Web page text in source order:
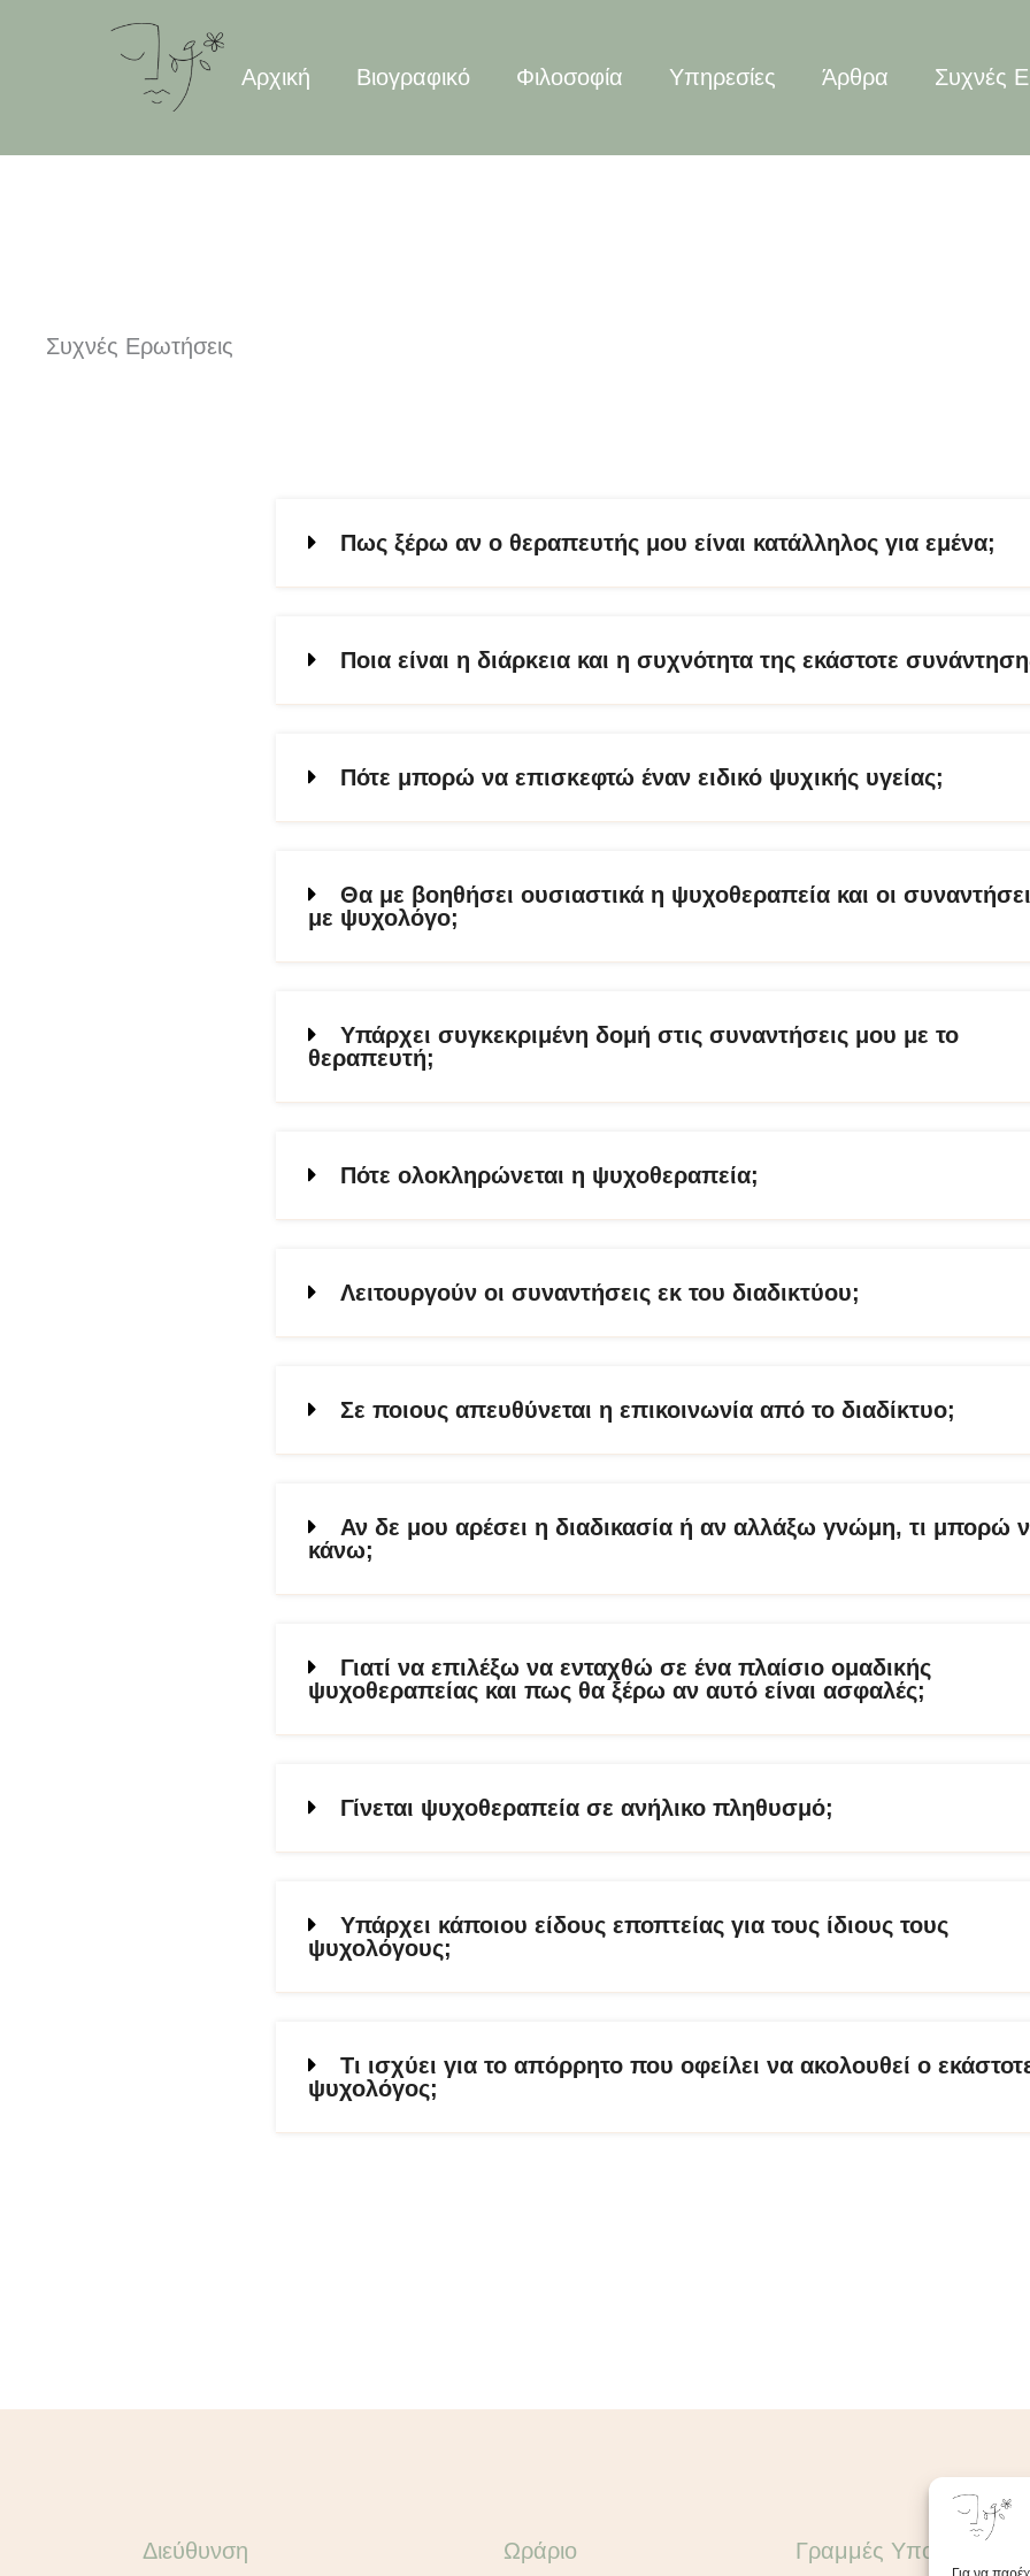
Αρχική Βιογραφικό Φιλοσοφία Υπηρεσίες Άρθρα Συχνές
Συχνές Ερωτήσεις
Πως ξέρω αν ο θεραπευτής μου είναι κατάλληλος για εμένα;
Ποια είναι η διάρκεια και η συχνότητα της εκάστοτε
Πότε μπορώ να επισκεφτώ έναν ειδικό ψυχικής υγείας;
Θα με βοηθήσει ουσιαστικά η ψυχοθεραπεία και οι
με ψυχολόγο;
Υπάρχει συγκεκριμένη δομή στις συναντήσεις μου με το
θεραπευτή;
Πότε ολοκληρώνεται η ψυχοθεραπεία;
Λειτουργούν οι συναντήσεις εκ του διαδικτύου;
Σε ποιους απευθύνεται η επικοινωνία από το διαδίκτυο;
Αν δε μου αρέσει η διαδικασία ή αν αλλάξω γνώμη, τι μπορώ
κάνω;
Γιατί να επιλέξω να ενταχθώ σε ένα πλαίσιο ομαδικής
ψυχοθεραπείας και πως θα ξέρω αν αυτό είναι ασφαλές;
Γίνεται ψυχοθεραπεία σε ανήλικο πληθυσμό;
Υπάρχει κάποιου είδους εποπτείας για τους ίδιους τους
ψυχολόγους;
Τι ισχύει για το απόρρητο που οφείλει να ακολουθεί ο
ψυχολόγος;
Διεύθυνση Ωράριο Γραμμές Υποστήριξης